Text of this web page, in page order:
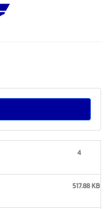
4
517.88 KB